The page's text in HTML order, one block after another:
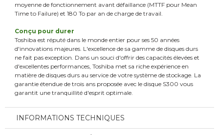
moyenne de fonctionnement avant défaillance (MTTF pour Mean
Time to Failure) et 180 To par an de charge de travail.
Conçu pour durer
Toshiba est réputé dans le monde entier pour ses 50 années
d'innovations majeures. L'excellence de sa gamme de disques durs
ne fait pas exception. Dans un souci d'offrir des capacités élevées et
d'excellentes performances, Toshiba met sa riche expérience en
matière de disques durs au service de votre système de stockage. La
garantie étendue de trois ans proposée avec le disque S300 vous
garantit une tranquillité d'esprit optimale.
INFORMATIONS TECHNIQUES